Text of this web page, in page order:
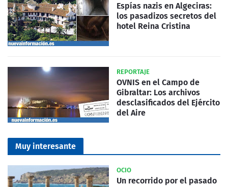
Espías nazis en Algeciras:
los pasadizos secretos del
hotel Reina Cristina
REPORTAJE
OVNIS en el Campo de
Gibraltar: Los archivos
desclasificados del Ejército
del Aire
Muy interesante
OCIO
Un recorrido por el pasado